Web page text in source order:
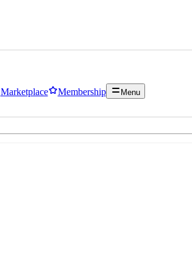
Marketplace Membership Menu